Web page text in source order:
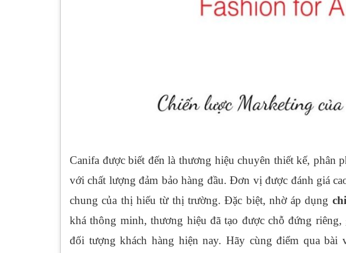
Canifa được biết đến là thương hiệu chuyên thiết kế, phân
với chất lượng đảm bảo hàng đầu. Đơn vị được đánh giá
chung của thị hiếu từ thị trường. Đặc biệt, nhờ áp dụng
khá thông minh, thương hiệu đã tạo được chỗ đứng riêng,
đối tượng khách hàng hiện nay. Hãy cùng điểm qua bài